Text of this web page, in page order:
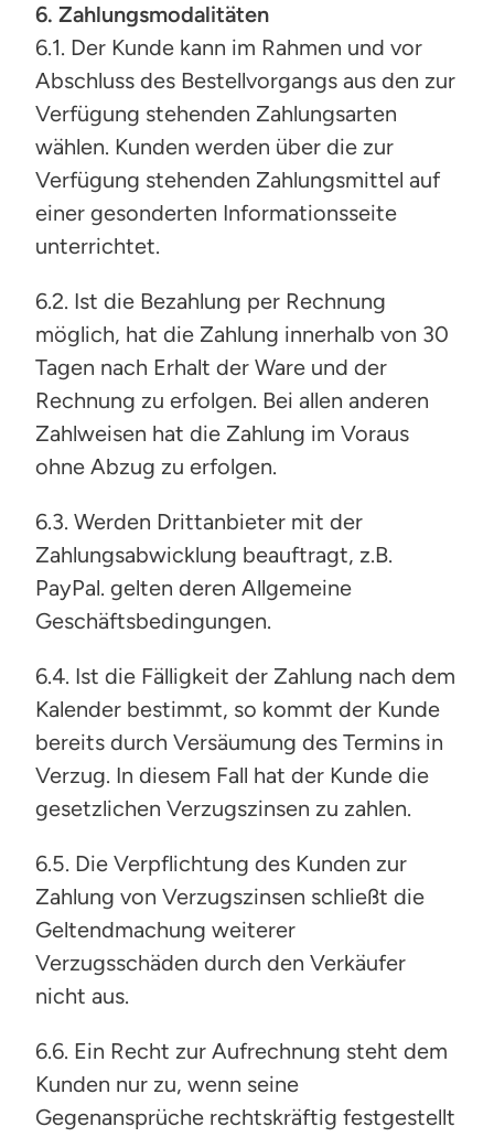
6. Zahlungsmodalitäten
6.1. Der Kunde kann im Rahmen und vor
Abschluss des Bestellvorgangs aus den zur
Verfügung stehenden Zahlungsarten
wählen. Kunden werden über die zur
Verfügung stehenden Zahlungsmittel auf
einer gesonderten Informationsseite
unterrichtet.
6.2. Ist die Bezahlung per Rechnung
möglich, hat die Zahlung innerhalb von 30
Tagen nach Erhalt der Ware und der
Rechnung zu erfolgen. Bei allen anderen
Zahlweisen hat die Zahlung im Voraus
ohne Abzug zu erfolgen.
6.3. Werden Drittanbieter mit der
Zahlungsabwicklung beauftragt, z.B.
PayPal. gelten deren Allgemeine
Geschäftsbedingungen.
6.4. Ist die Fälligkeit der Zahlung nach dem
Kalender bestimmt, so kommt der Kunde
bereits durch Versäumung des Termins in
Verzug. In diesem Fall hat der Kunde die
gesetzlichen Verzugszinsen zu zahlen.
6.5. Die Verpflichtung des Kunden zur
Zahlung von Verzugszinsen schließt die
Geltendmachung weiterer
Verzugsschäden durch den Verkäufer
nicht aus.
6.6. Ein Recht zur Aufrechnung steht dem
Kunden nur zu, wenn seine
Gegenansprüche rechtskräftig festgestellt